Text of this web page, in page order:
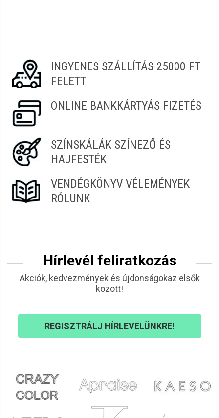
Vastagság:
6,5 cm
INGYENES SZÁLLÍTÁS 25000 FT
FELETT
ONLINE BANKKÁRTYÁS FIZETÉS
SZÍNSKÁLÁK SZÍNEZŐ ÉS
HAJFESTÉK
VENDÉGKÖNYV VÉLEMÉNYEK
RÓLUNK
Hírlevél feliratkozás
Akciók, kedvezmények és újdonságokaz elsők
között!
REGISZTRÁLJ HÍRLEVELÜNKRE!